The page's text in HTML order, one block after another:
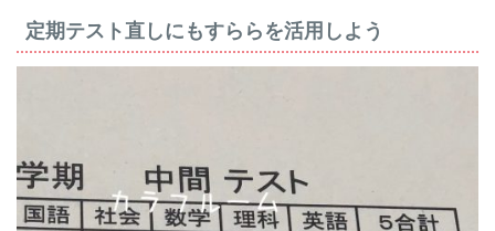
定期テスト直しにもすららを活用しよう